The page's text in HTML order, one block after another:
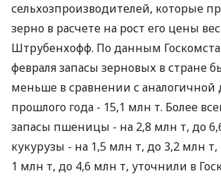
сельхозпроизводителей, которые
зерно в расчете на рост его цены
Штрубенхофф. По данным
февраля запасы зерновых в стране
меньше в сравнении с аналогичной
прошлого года - 15,1 млн т. Более
запасы пшеницы - на 2,8 млн т, до
кукурузы - на 1,5 млн т, до 3,2 млн
1 млн т, до 4,6 млн т, уточнили в